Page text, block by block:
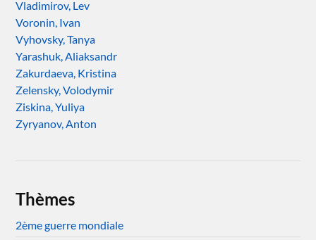
Vladimirov, Lev
Voronin, Ivan
Vyhovsky, Tanya
Yarashuk, Aliaksandr
Zakurdaeva, Kristina
Zelensky, Volodymir
Ziskina, Yuliya
Zyryanov, Anton
Thèmes
2ème guerre mondiale